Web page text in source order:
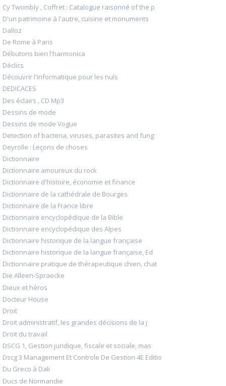
Cy Twombly , Coffret : Catalogue raisonné of the p
D'un patrimoine à l'autre, cuisine et monuments
Dalloz
De Rome à Paris
Débutons bien l'harmonica
Déclics
Découvrir l'informatique pour les nuls
DEDICACES
Des éclairs , CD Mp3
Dessins de mode
Dessins de mode Vogue
Detection of bacteria, viruses, parasites and fung
Deyrolle : Leçons de choses
Dictionnaire
Dictionnaire amoureux du rock
Dictionnaire d'histoire, économie et finance
Dictionnaire de la cathédrale de Bourges
Dictionnaire de la France libre
Dictionnaire encyclopédique de la Bible
Dictionnaire encyclopédique des Alpes
Dictionnaire historique de la langue française
Dictionnaire historique de la langue française, Ed
Dictionnaire pratique de thérapeutique chien, chat
Die Alleen-Spraecke
Dieux et héros
Docteur House
Droit
Droit administratif, les grandes décisions de la j
Droit du travail
DSCG 1, Gestion juridique, fiscale et sociale, mas
Dscg 3 Management Et Controle De Gestion 4E Editio
Du Greco à Dali
Ducs de Normandie